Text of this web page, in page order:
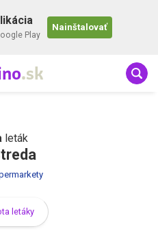
Play
Nainštalovať
.sk
leták
letáky